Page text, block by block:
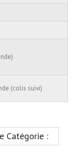
(colis suivi)
Catégorie :